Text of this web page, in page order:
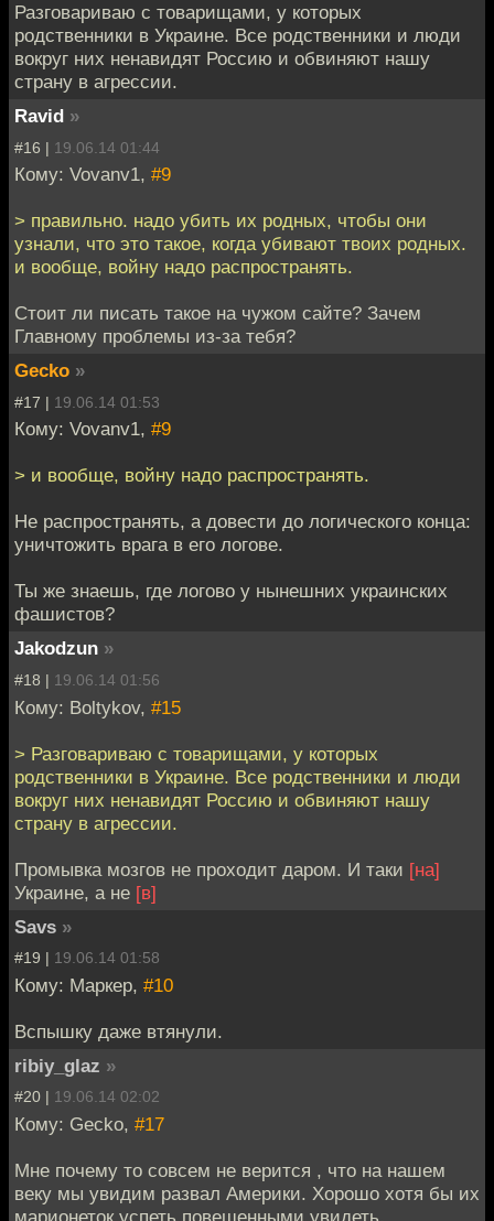
Разговариваю с товарищами, у которых
родственники в Украине. Все родственники и люди
вокруг них ненавидят Россию и обвиняют нашу
страну в агрессии.
Ravid »
#16 | 19.06.14 01:44
Кому: Vovanv1, #9
> правильно. надо убить их родных, чтобы они
узнали, что это такое, когда убивают твоих родных.
и вообще, войну надо распространять.
Стоит ли писать такое на чужом сайте? Зачем
Главному проблемы из-за тебя?
Gecko »
#17 | 19.06.14 01:53
Кому: Vovanv1, #9
> и вообще, войну надо распространять.
Не распространять, а довести до логического конца:
уничтожить врага в его логове.
Ты же знаешь, где логово у нынешних украинских
фашистов?
Jakodzun »
#18 | 19.06.14 01:56
Кому: Boltykov, #15
> Разговариваю с товарищами, у которых
родственники в Украине. Все родственники и люди
вокруг них ненавидят Россию и обвиняют нашу
страну в агрессии.
Промывка мозгов не проходит даром. И таки [на]
Украине, а не [в]
Savs »
#19 | 19.06.14 01:58
Кому: Маркер, #10
Вспышку даже втянули.
ribiy_glaz »
#20 | 19.06.14 02:02
Кому: Gecko, #17
Мне почему то совсем не верится , что на нашем
веку мы увидим развал Америки. Хорошо хотя бы их
марионеток успеть повешенными увидеть.